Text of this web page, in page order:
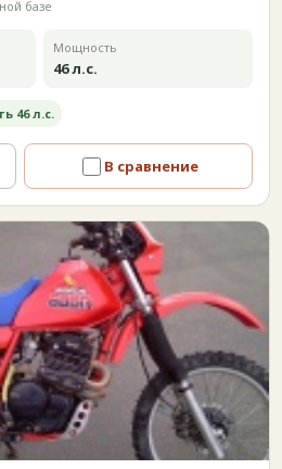
базе
Мощность
46 л.с.
46 л.с.
В сравнение